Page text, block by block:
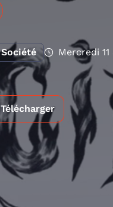
Société Mercredi
Télécharger